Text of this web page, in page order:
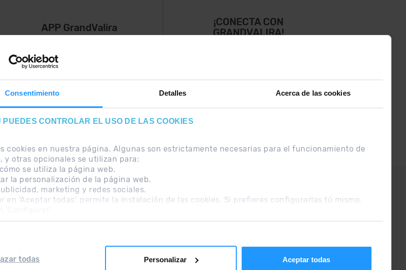
Consentimiento Detalles Acerca de las cookies
PUEDES CONTROLAR EL USO DE LAS COOKIES
cookies en nuestra página. Algunas son estrictamente necesarias para el funcionamiento de
y otras opcionales se utilizan para:
se utiliza la página web.
la personalización de la página web.
marketing y redes sociales.
en 'Aceptar todas', permite la instalación de las cookies. Si prefieres configurarlas tú mismo,
todas Personalizar Aceptar todas
APP GrandValira
importante en
¡CONECTA CON
GRANDVALIRA!
Nota Legal Información adicional RGPDUE